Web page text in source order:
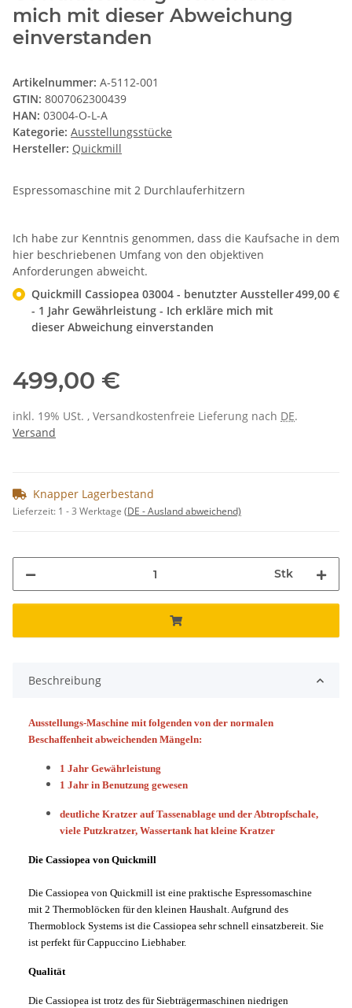
mich mit dieser Abweichung
einverstanden
Artikelnummer: A-5112-001
GTIN: 8007062300439
HAN: 03004-O-L-A
Kategorie: Ausstellungsstücke
Hersteller: Quickmill
Espressomaschine mit 2 Durchlauferhitzern
Ich habe zur Kenntnis genommen, dass die Kaufsache in dem
hier beschriebenen Umfang von den objektiven
Anforderungen abweicht.
Quickmill Cassiopea 03004 - benutzter Aussteller
- 1 Jahr Gewährleistung - Ich erkläre mich mit
dieser Abweichung einverstanden
499,00 €
499,00 €
inkl. 19% USt. , Versandkostenfreie Lieferung nach DE.
Versand
Knapper Lagerbestand
Lieferzeit: 1 - 3 Werktage (DE - Ausland abweichend)
Stk
Beschreibung
Ausstellungs-Maschine mit folgenden von der normalen
Beschaffenheit abweichenden Mängeln:
1 Jahr Gewährleistung
1 Jahr in Benutzung gewesen
deutliche Kratzer auf Tassenablage und der Abtropfschale,
viele Putzkratzer, Wassertank hat kleine Kratzer
Die Cassiopea von Quickmill
Die Cassiopea von Quickmill ist eine praktische Espressomaschine
mit 2 Thermoblöcken für den kleinen Haushalt. Aufgrund des
Thermoblock Systems ist die Cassiopea sehr schnell einsatzbereit. Sie
ist perfekt für Cappuccino Liebhaber.
Qualität
Die Cassiopea ist trotz des für Siebträgermaschinen niedrigen